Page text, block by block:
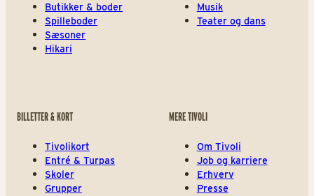
Butikker & boder
Spilleboder
Sæsoner
Hikari
Musik
Teater og dans
BILLETTER & KORT
Tivolikort
Entré & Turpas
Skoler
Grupper
MERE TIVOLI
Om Tivoli
Job og karriere
Erhverv
Presse